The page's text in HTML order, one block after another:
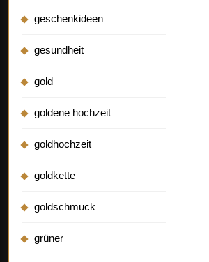
geschenkideen
gesundheit
gold
goldene hochzeit
goldhochzeit
goldkette
goldschmuck
grüner